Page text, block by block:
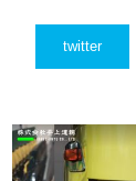
twitter